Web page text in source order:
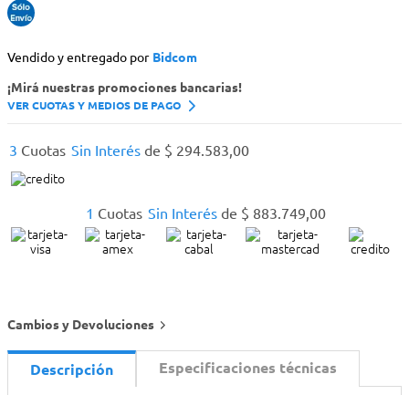
Vendido y entregado por Bidcom
¡Mirá nuestras promociones bancarias!
VER CUOTAS Y MEDIOS DE PAGO
1 Cuotas Sin Interésde $ 883.749,00
3 Cuotas Sin Interés de $ 294.583,00
Cambios y Devoluciones
Descripción Especificaciones técnicas